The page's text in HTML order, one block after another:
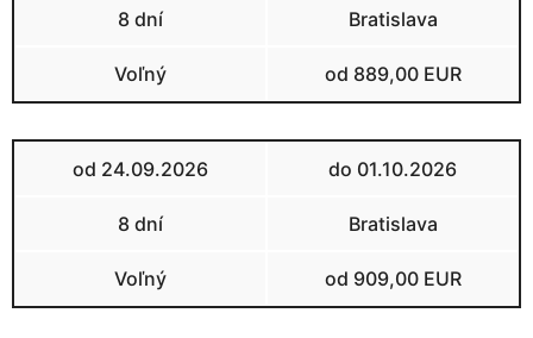
8 dní Bratislava
Voľný od 889,00 EUR
od 24.09.2026 do 01.10.2026
8 dní Bratislava
Voľný od 909,00 EUR